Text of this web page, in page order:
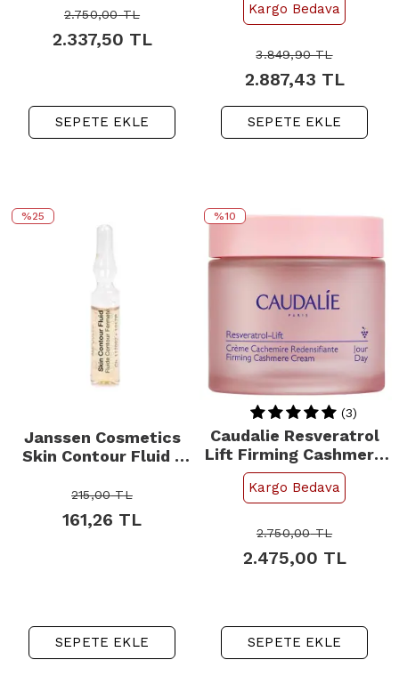
2.750,00TL
2.337,50 TL
SEPETE EKLE
Kargo Bedava
3.849,90TL
2.887,43 TL
SEPETE EKLE
%25
Janssen Cosmetics
Skin Contour Fluid -
Serumu 2ml
215,00TL
161,26 TL
SEPETE EKLE
%10
(3)
Caudalie Resveratrol
Lift Firming Cashmere
Cream - Cilt Bakım
Kremi 50ml
Kargo Bedava
2.750,00TL
2.475,00 TL
SEPETE EKLE